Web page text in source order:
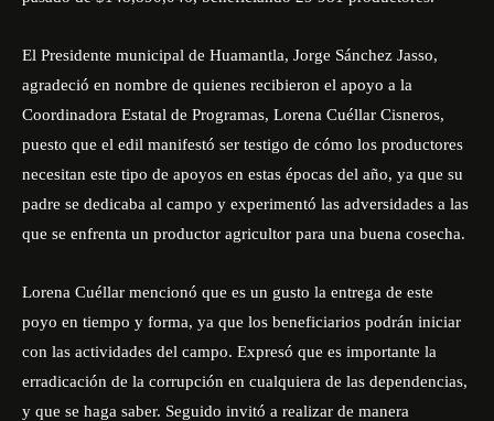
El Presidente municipal de Huamantla, Jorge Sánchez Jasso,
agradeció en nombre de quienes recibieron el apoyo a la
Coordinadora Estatal de Programas, Lorena Cuéllar Cisneros,
puesto que el edil manifestó ser testigo de cómo los productores
necesitan este tipo de apoyos en estas épocas del año, ya que su
padre se dedicaba al campo y experimentó las adversidades a las
que se enfrenta un productor agricultor para una buena cosecha.
Lorena Cuéllar mencionó que es un gusto la entrega de este
poyo en tiempo y forma, ya que los beneficiarios podrán iniciar
con las actividades del campo. Expresó que es importante la
erradicación de la corrupción en cualquiera de las dependencias,
y que se haga saber. Seguido invitó a realizar de manera